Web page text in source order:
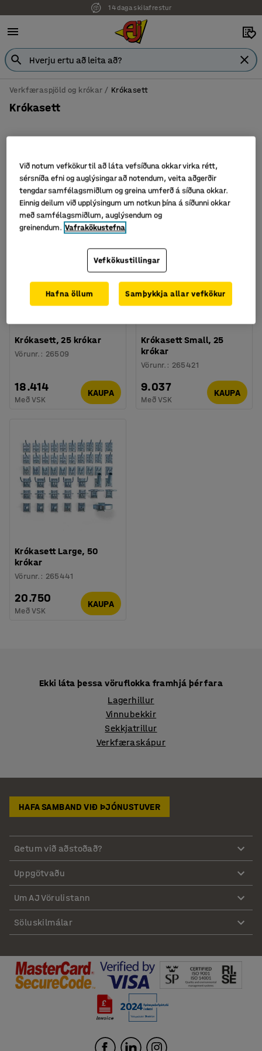
14 daga skilafrestur
Verkfæraspjöld og krókar Krókasett
Krókasett
Flokka
3 vörur
Krókasett, 25 krókar
Vörunr. : 26509
18.414
Með VSK
KAUPA
Krókasett Small, 25
krókar
Vörunr. : 265421
9.037
Með VSK
KAUPA
Krókasett Large, 50
krókar
Vörunr. : 265441
20.750
Með VSK
KAUPA
Ekki láta þessa vöruflokka framhjá þér fara
Lagerhillur
Vinnubekkir
Sekkjatrillur
Verkfæraskápur
HAFA SAMBAND VIÐ ÞJÓNUSTUVER
Getum við aðstoðað?
Uppgötvaðu
Um AJ Vörulistann
Söluskilmálar
Við notum vefkökur til að láta vefsíðuna okkar virka rétt,
sérsníða efni og auglýsingar að notendum, veita aðgerðir
tengdar samfélagsmiðlum og greina umferð á síðuna okkar.
Einnig deilum við upplýsingum um notkun þína á síðunni okkar
með samfélagsmiðlum, auglýsendum og
greinendum. Vafrakökustefna
Vefkökustillingar
Hafna öllum Samþykkja allar vefkökur